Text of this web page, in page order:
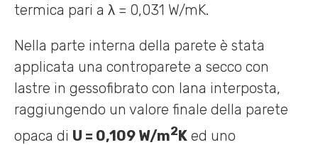
termica pari a λ = 0,031 W/mK.
Nella parte interna della parete è stata
applicata una controparete a secco con
lastre in gessofibrato con lana interposta,
raggiungendo un valore finale della parete
opaca di U = 0,109 W/m2K ed uno